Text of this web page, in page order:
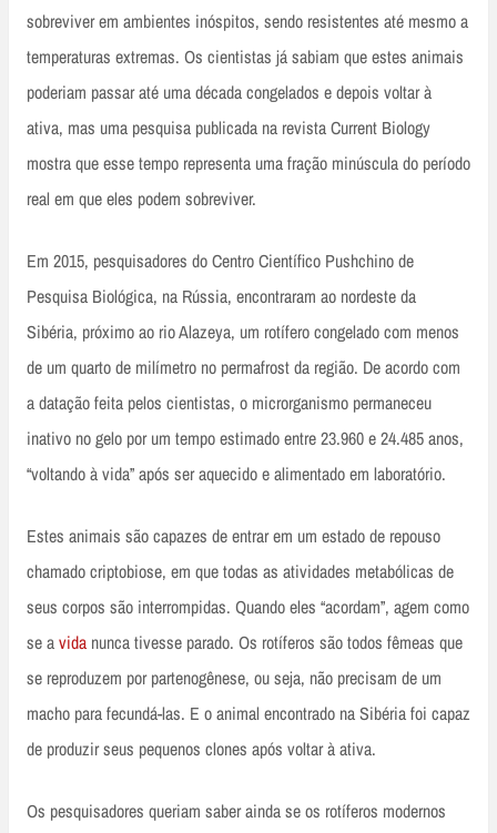
sobreviver em ambientes inóspitos, sendo resistentes até mesmo a
temperaturas extremas. Os cientistas já sabiam que estes animais
poderiam passar até uma década congelados e depois voltar à
ativa, mas uma pesquisa publicada na revista Current Biology
mostra que esse tempo representa uma fração minúscula do período
real em que eles podem sobreviver.
Em 2015, pesquisadores do Centro Científico Pushchino de
Pesquisa Biológica, na Rússia, encontraram ao nordeste da
Sibéria, próximo ao rio Alazeya, um rotífero congelado com menos
de um quarto de milímetro no permafrost da região. De acordo com
a datação feita pelos cientistas, o microrganismo permaneceu
inativo no gelo por um tempo estimado entre 23.960 e 24.485 anos,
“voltando à vida” após ser aquecido e alimentado em laboratório.
Estes animais são capazes de entrar em um estado de repouso
chamado criptobiose, em que todas as atividades metabólicas de
seus corpos são interrompidas. Quando eles “acordam”, agem como
se avida nunca tivesse parado. Os rotíferos são todos fêmeas que
se reproduzem por partenogênese, ou seja, não precisam de um
macho para fecundá-las. E o animal encontrado na Sibéria foi capaz
de produzir seus pequenos clones após voltar à ativa.
Os pesquisadores queriam saber ainda se os rotíferos modernos